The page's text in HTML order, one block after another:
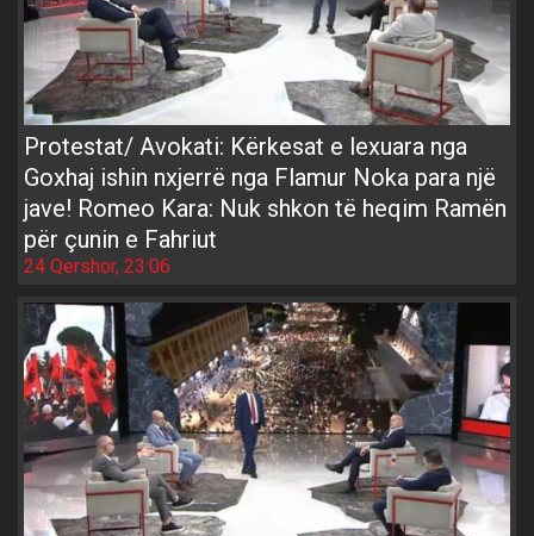
Protestat/ Avokati: Kërkesat e lexuara nga
Goxhaj ishin nxjerrë nga Flamur Noka para një
jave! Romeo Kara: Nuk shkon të heqim Ramën
për çunin e Fahriut
24 Qershor, 23:06